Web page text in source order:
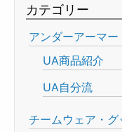
カテゴリー
アンダーアーマー
UA商品紹介
UA自分流
チームウェア・グ